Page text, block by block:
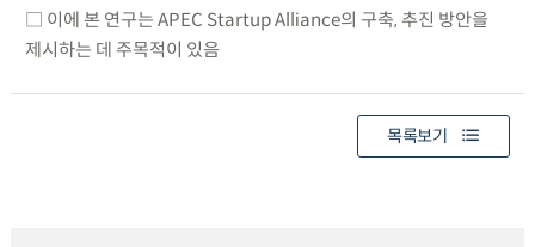
□ 이에 본 연구는 APEC Startup Alliance의 구축, 추진 방안을
제시하는 데 주목적이 있음
목록보기